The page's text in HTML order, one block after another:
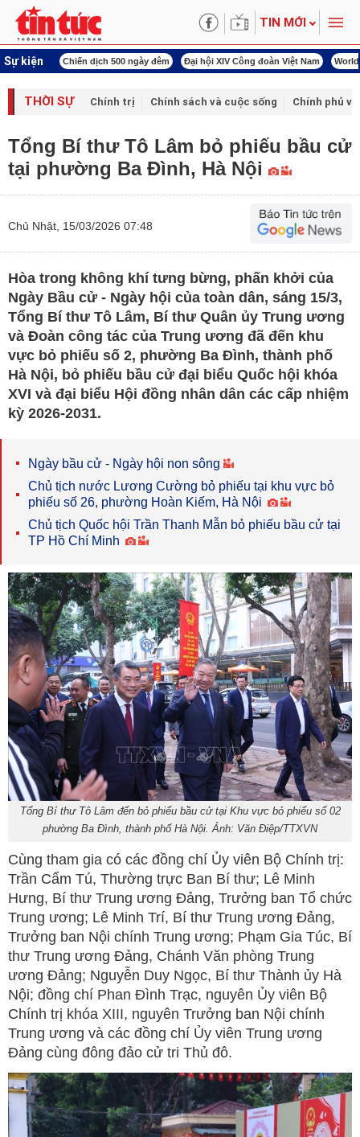
TIN MỚI
Sự kiện
mạng Chiến dịch 500 ngày đêm Đại hội XIV Công đoàn Việt Nam
THỜI SỰ Chính trị Chính sách và cuộc sống Chính phủ
Tổng Bí thư Tô Lâm bỏ phiếu bầu cử
tại phường Ba Đình, Hà Nội
Chủ Nhật, 15/03/2026 07:48
Hòa trong không khí tưng bừng, phấn khởi của
Ngày Bầu cử - Ngày hội của toàn dân, sáng 15/3,
Tổng Bí thư Tô Lâm, Bí thư Quân ủy Trung ương
và Đoàn công tác của Trung ương đã đến khu
vực bỏ phiếu số 2, phường Ba Đình, thành phố
Hà Nội, bỏ phiếu bầu cử đại biểu Quốc hội khóa
XVI và đại biểu Hội đồng nhân dân các cấp nhiệm
kỳ 2026-2031.
Ngày bầu cử - Ngày hội non sông
Chủ tịch nước Lương Cường bỏ phiếu tại khu vực bỏ
phiếu số 26, phường Hoàn Kiếm, Hà Nội
Chủ tịch Quốc hội Trần Thanh Mẫn bỏ phiếu bầu cử tại
TP Hồ Chí Minh
Tổng Bí thư Tô Lâm đến bỏ phiếu bầu cử tại Khu vực bỏ phiếu số 02
phường Ba Đình, thành phố Hà Nội. Ảnh: Văn Điệp/TTXVN
Cùng tham gia có các đồng chí Ủy viên Bộ Chính trị:
Trần Cẩm Tú, Thường trực Ban Bí thư; Lê Minh
Hưng, Bí thư Trung ương Đảng, Trưởng ban Tổ chức
Trung ương; Lê Minh Trí, Bí thư Trung ương Đảng,
Trưởng ban Nội chính Trung ương; Phạm Gia Túc, Bí
thư Trung ương Đảng, Chánh Văn phòng Trung
ương Đảng; Nguyễn Duy Ngọc, Bí thư Thành ủy Hà
Nội; đồng chí Phan Đình Trạc, nguyên Ủy viên Bộ
Chính trị khóa XIII, nguyên Trưởng ban Nội chính
Trung ương và các đồng chí Ủy viên Trung ương
Đảng cùng đông đảo cử tri Thủ đô.